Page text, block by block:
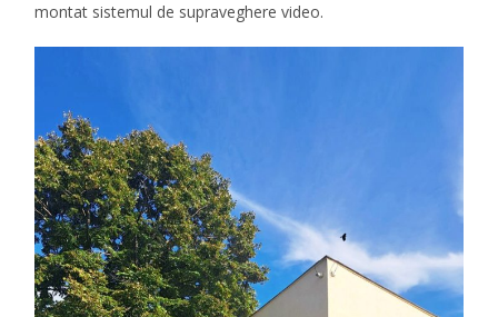
montat sistemul de supraveghere video.